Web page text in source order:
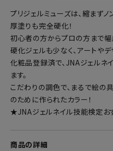
プリジェルミューズは、縮まず
厚塗りも完全硬化！
初心者の方からプロの方まで
硬化ジェルも少なく、アートやデ
化粧品登録済で、JNAジェルネ
ます。
こだわりの調色で、まるで絵の
のために作られたカラー！
★JNAジェルネイル技能検定お
商品の詳細